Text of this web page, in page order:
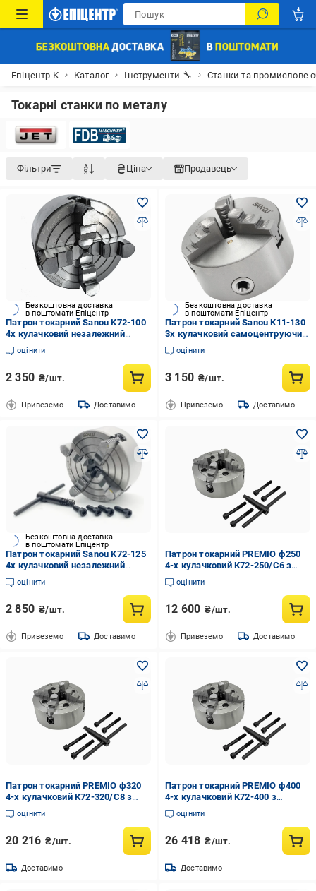
Епіцентр К Каталог Інструменти 🔧 Станки та промислове
Токарні станки по металу
Фільтри Ціна Продавець
Безкоштовна доставка
в поштомати Епіцентр
Патрон токарний Sanou K72-100
4х кулачковий незалежний
(17710846)
оцінити
2 350 ₴/шт.
Привеземо Доставимо
Безкоштовна доставка
в поштомати Епіцентр
Патрон токарний Sanou K11-130
3х кулачковий самоцентруючий
(17710701)
оцінити
3 150 ₴/шт.
Привеземо Доставимо
Безкоштовна доставка
в поштомати Епіцентр
Патрон токарний Sanou K72-125
4х кулачковий незалежний
(17710858)
оцінити
2 850 ₴/шт.
Привеземо Доставимо
Патрон токарний PREMIO ф250
4-х кулачковий К72-250/С6 з
незалежним переміщенням
кулачків (055149)
оцінити
12 600 ₴/шт.
Привеземо Доставимо
Патрон токарний PREMIO ф320
4-х кулачковий К72-320/С8 з
незалежним переміщенням
кулачків (055150)
оцінити
20 216 ₴/шт.
Доставимо
Патрон токарний PREMIO ф400
4-х кулачковий К72-400 з
незалежним переміщенням
кулачків (055148)
оцінити
26 418 ₴/шт.
Доставимо